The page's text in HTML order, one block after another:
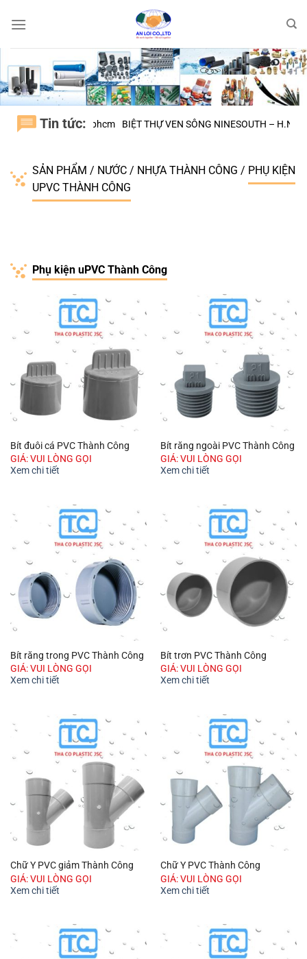
qua
Tin tức:
CHÁNH tphcm BIỆT THỰ VEN SÔNG NINESOUTH – H.NHÀ BÈ
SẢN PHẨM / NƯỚC / NHỰA THÀNH CÔNG / PHỤ KIỆN
UPVC THÀNH CÔNG
Phụ kiện uPVC Thành Công
Bít đuôi cá PVC Thành Công
GIÁ: VUI LÒNG GỌI
Xem chi tiết
Bít răng ngoài PVC Thành Công
GIÁ: VUI LÒNG GỌI
Xem chi tiết
Bít răng trong PVC Thành Công
GIÁ: VUI LÒNG GỌI
Xem chi tiết
Bít trơn PVC Thành Công
GIÁ: VUI LÒNG GỌI
Xem chi tiết
Chữ Y PVC giảm Thành Công
GIÁ: VUI LÒNG GỌI
Xem chi tiết
Chữ Y PVC Thành Công
GIÁ: VUI LÒNG GỌI
Xem chi tiết